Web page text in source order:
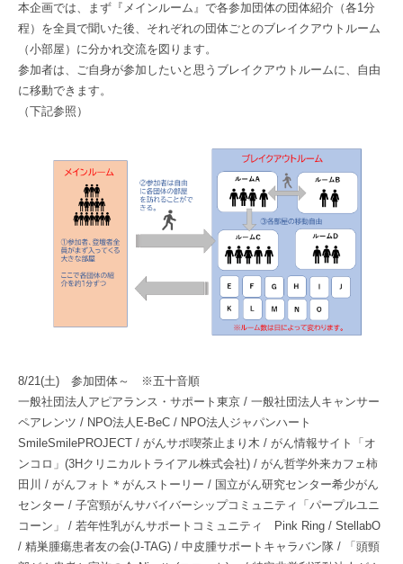
本企画では、まず『メインルーム』で各参加団体の団体紹介（各1分
程）を全員で聞いた後、それぞれの団体ごとのブレイクアウトルーム
（小部屋）に分かれ交流を図ります。
参加者は、ご自身が参加したいと思うブレイクアウトルームに、自由
に移動できます。
（下記参照）
8/21(土) 参加団体～ ※五十音順
一般社団法人アピアランス・サポート東京 / 一般社団法人キャンサー
ペアレンツ / NPO法人E-BeC / NPO法人ジャパンハート
SmileSmilePROJECT / がんサポ喫茶止まり木 / がん情報サイト「オ
ンコロ」(3Hクリニカルトライアル株式会社) / がん哲学外来カフェ柿
田川 / がんフォト＊がんストーリー / 国立がん研究センター希少がん
センター / 子宮頸がんサバイバーシップコミュニティ「パープルユニ
コーン」 / 若年性乳がんサポートコミュニティ Pink Ring / StellabO
/ 精巣腫瘍患者友の会(J-TAG) / 中皮腫サポートキャラバン隊 / 「頭頸